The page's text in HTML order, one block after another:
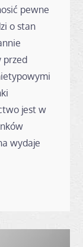
pewne
o stan
przed
jest w
wydaje